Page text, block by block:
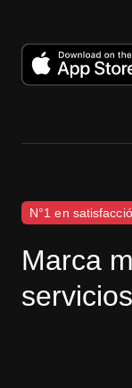
N°1 en
Marca